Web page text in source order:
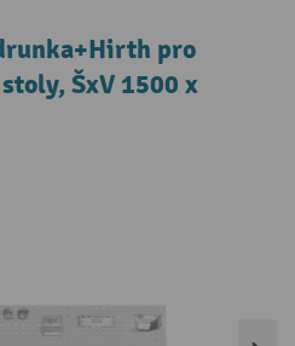
pro
ŠxV 1500 x